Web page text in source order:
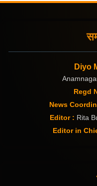
Diyo
Regd
News
Editor : Rita
Editor in